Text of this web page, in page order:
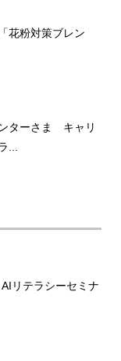
花粉対策ブレン
ターさま キャリ
...
リテラシーセミナ